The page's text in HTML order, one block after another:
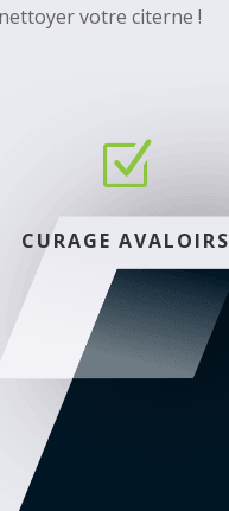
votre citerne !
Z
CURAGE AVALOIRS